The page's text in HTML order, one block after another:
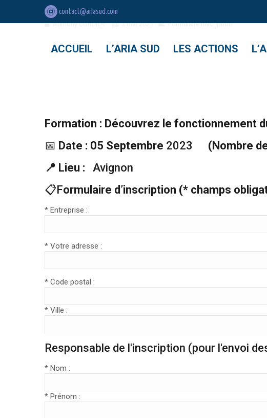
contact@ariasud.com
ACCUEIL L’ARIA SUD LES ACTIONS
Bulletin d’inscription : Découvrez le
Anthony CORDIER 3 mai 2023 Formulaire inscription
Formation : Découvrez le fonctionnement
📅 Date : 05 Septembre 2023 (Nombre
📍 Lieu : Avignon
📋Formulaire d’inscription (* champs
* Entreprise :
* Votre adresse :
* Code postal :
* Ville :
Responsable de l'inscription (pour l'envoi
* Nom :
* Prénom :